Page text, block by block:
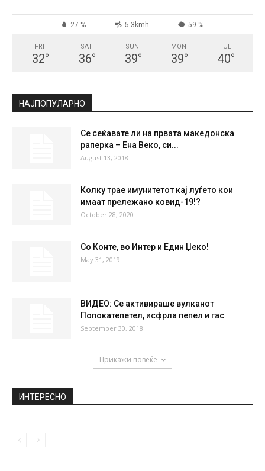
27 % 5.3kmh 59 %
FRI
32°
SAT
36°
SUN
39°
MON
39°
TUE
40°
НАЈПОПУЛАРНО
Се сеќавате ли на првата македонска
раперка – Ена Веко, си...
August 13, 2018
Колку трае имунитетот кај луѓето кои
имаат прележано ковид-19!?
October 28, 2020
Со Конте, во Интер и Един Џеко!
May 31, 2019
ВИДЕО: Се активираше вулканот
Попокатепетел, исфрла пепел и гас
September 30, 2018
Прикажи повеќе
ИНТЕРЕСНО